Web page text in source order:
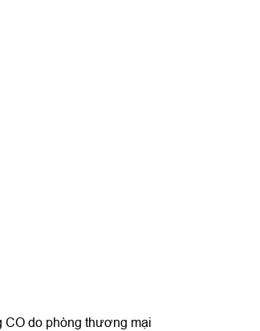
CO do phòng thương mại